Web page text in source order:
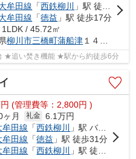
牟田線 「西鉄柳川
」駅 徒歩6分
牟田線 「徳益 」駅 徒歩17分
1LDK / 45.72㎡
柳川市三橋町蒲船津 １４０５番地９
★追い焚き機能 ★駅から約徒歩6分
円 (管理費等：2,800円 )
ヶ月 礼金 6.1万円
牟田線 「西鉄柳川
」駅 バス8分 「布橋」 停歩16分
牟田線 「徳益 」駅 徒歩31分
牟田線 「西鉄柳川
」駅 徒歩29分